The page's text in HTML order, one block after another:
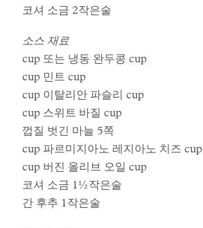
코셔 소금 2작은술
소스 재료
cup 또는 냉동 완두콩 cup
cup 민트 cup
cup 이탈리안 파슬리 cup
cup 스위트 바질 cup
껍질 벗긴 마늘 5쪽
cup 파르미지아노 레지아노 치즈 cup
cup 버진 올리브 오일 cup
코셔 소금 1½작은술
간 후추 1작은술